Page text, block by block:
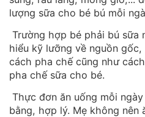
lượng sữa cho bé bú mỗi
Trường hợp bé phải bú sữa
hiểu kỹ lưỡng về nguồn
cách pha chế cũng như
pha chế sữa cho bé.
Thực đơn ăn uống mỗi
bằng, hợp lý. Mẹ không nên